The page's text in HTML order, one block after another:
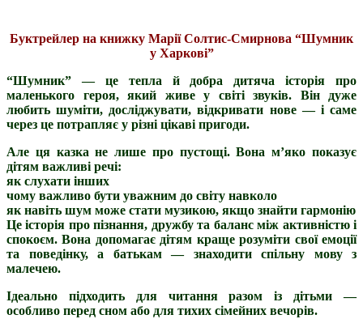
Буктрейлер на книжку Марії Солтис-Смирнова “Шумник
у Харкові”
“Шумник” — це тепла й добра дитяча історія про
маленького героя, який живе у світі звуків. Він дуже
любить шуміти, досліджувати, відкривати нове — і саме
через це потрапляє у різні цікаві пригоди.
Але ця казка не лише про пустощі. Вона м’яко показує
дітям важливі речі:
як слухати інших
чому важливо бути уважним до світу навколо
як навіть шум може стати музикою, якщо знайти гармонію
Це історія про пізнання, дружбу та баланс між активністю і
спокоєм. Вона допомагає дітям краще розуміти свої емоції
та поведінку, а батькам — знаходити спільну мову з
малечею.
Ідеально підходить для читання разом із дітьми —
особливо перед сном або для тихих сімейних вечорів.